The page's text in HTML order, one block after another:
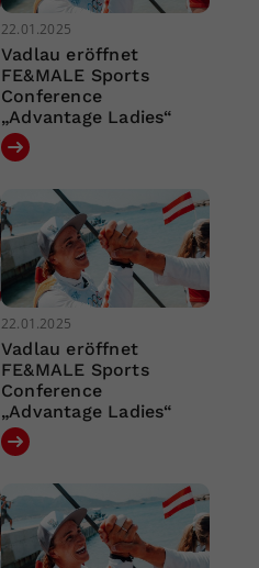
22.01.2025
Vadlau eröffnet
FE&MALE Sports
Conference
„Advantage Ladies“
22.01.2025
Vadlau eröffnet
FE&MALE Sports
Conference
„Advantage Ladies“